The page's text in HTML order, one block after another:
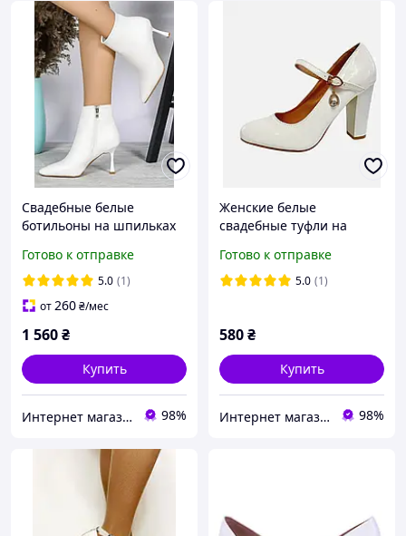
Свадебные белые
ботильоны на шпильках
Готово к отправке
5.0 (1)
от260₴/мес
1 560₴
Купить
Интернет магазин "Ножки в одежке" 98%
Женские белые
свадебные туфли на
невесты с ремешком 36
38 40
Готово к отправке
5.0 (1)
580₴
Купить
Интернет магазин "Ножки в одежке" 98%